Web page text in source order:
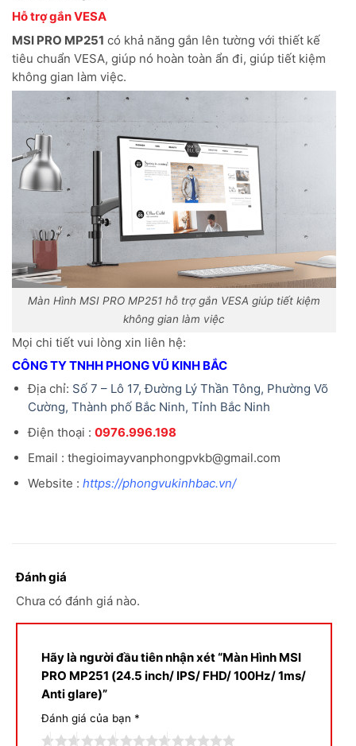
Hỗ trợ gắn VESA
MSI PRO MP251 có khả năng gắn lên tường với thiết kế
tiêu chuẩn VESA, giúp nó hoàn toàn ẩn đi, giúp tiết kiệm
không gian làm việc.
Màn Hình MSI PRO MP251 hỗ trợ gắn VESA giúp tiết kiệm
không gian làm việc
Mọi chi tiết vui lòng xin liên hệ:
CÔNG TY TNHH PHONG VŨ KINH BẮC
Địa chỉ: Số 7 – Lô 17, Đường Lý Thần Tông, Phường Võ
Cường, Thành phố Bắc Ninh, Tỉnh Bắc Ninh
Điện thoại : 0976.996.198
Email : thegioimayvanphongpvkb@gmail.com
Website : https://phongvukinhbac.vn/
Đánh giá
Chưa có đánh giá nào.
Hãy là người đầu tiên nhận xét “Màn Hình MSI
PRO MP251 (24.5 inch/ IPS/ FHD/ 100Hz/ 1ms/
Anti glare)”
Đánh giá của bạn *